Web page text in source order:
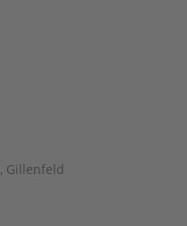
, Gillenfeld